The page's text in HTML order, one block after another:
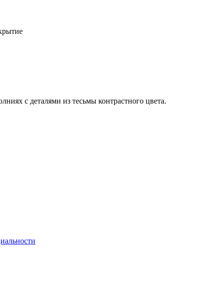
с деталями из тесьмы контрастного цвета.